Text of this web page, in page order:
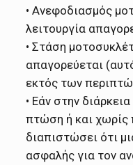
• Ανεφοδιασμός
λειτουργία
• Στάση
απαγορεύεται
εκτός των
• Εάν στην
πτώση ή και
διαπιστώσει ότι
ασφαλής για τον